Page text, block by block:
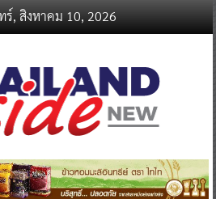
ร์, สิงหาคม 10, 2026